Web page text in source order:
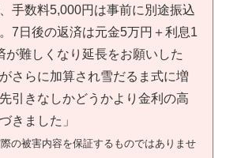
手数料5,000円は事前に別途振込
7日後の返済は元金5万円＋利息1
が難しくなり延長をお願いした
さらに加算され雪だるま式に増
引きなしかどうかより金利の高
きました」
の被害内容を保証するものではありませ